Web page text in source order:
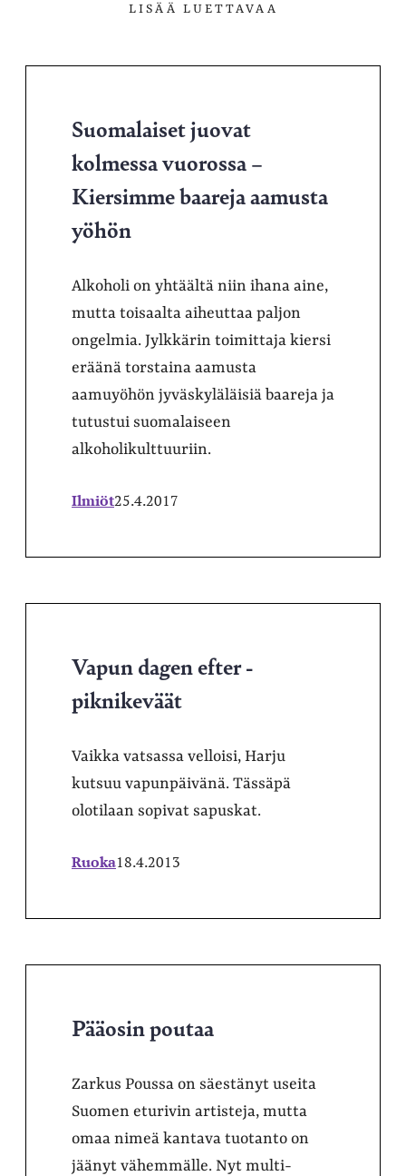
LISÄÄ LUETTAVAA
Suomalaiset juovat
kolmessa vuorossa –
Kiersimme baareja aamusta
yöhön
Alkoholi on yhtäältä niin ihana aine,
mutta toisaalta aiheuttaa paljon
ongelmia. Jylkkärin toimittaja kiersi
eräänä torstaina aamusta
aamuyöhön jyväskyläläisiä baareja ja
tutustui suomalaiseen
alkoholikulttuuriin.
Ilmiöt25.4.2017
Vapun dagen efter -
piknikeväät
Vaikka vatsassa velloisi, Harju
kutsuu vapunpäivänä. Tässäpä
olotilaan sopivat sapuskat.
Ruoka18.4.2013
Pääosin poutaa
Zarkus Poussa on säestänyt useita
Suomen eturivin artisteja, mutta
omaa nimeä kantava tuotanto on
jäänyt vähemmälle. Nyt multi-